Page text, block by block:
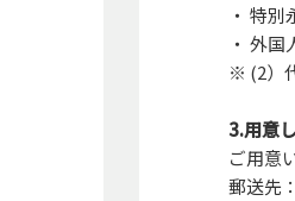
・ 特
・ 外
※ (2）
3.用意
ご用意
郵送先